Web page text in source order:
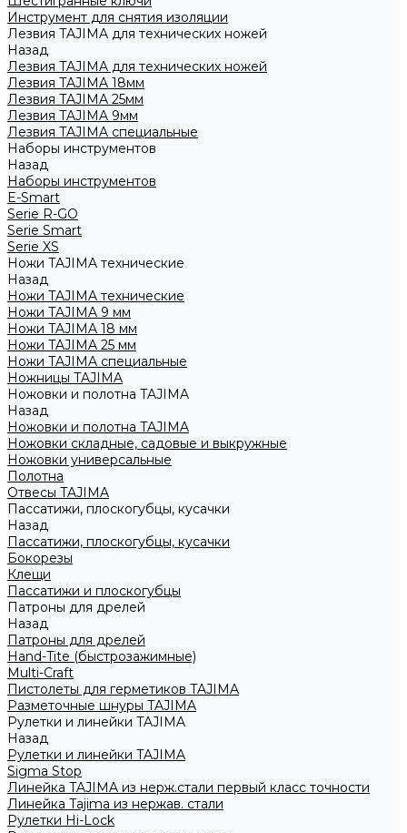
Инструмент для снятия изоляции
Лезвия TAJIMA для технических ножей
Назад
Лезвия TAJIMA для технических ножей
Лезвия TAJIMA 18мм
Лезвия TAJIMA 25мм
Лезвия TAJIMA 9мм
Лезвия TAJIMA специальные
Наборы инструментов
Назад
Наборы инструментов
E-Smart
Serie R-GO
Serie Smart
Serie XS
Ножи TAJIMA технические
Назад
Ножи TAJIMA технические
Ножи TAJIMA 9 мм
Ножи TAJIMA 18 мм
Ножи TAJIMA 25 мм
Ножи TAJIMA специальные
Ножницы TAJIMA
Ножовки и полотна TAJIMA
Назад
Ножовки и полотна TAJIMA
Ножовки складные, садовые и выкружные
Ножовки универсальные
Полотна
Отвесы TAJIMA
Пассатижи, плоскогубцы, кусачки
Назад
Пассатижи, плоскогубцы, кусачки
Бокорезы
Клещи
Пассатижи и плоскогубцы
Патроны для дрелей
Назад
Патроны для дрелей
Hand-Tite (быстрозажимные)
Multi-Craft
Пистолеты для герметиков TAJIMA
Разметочные шнуры TAJIMA
Рулетки и линейки TAJIMA
Назад
Рулетки и линейки TAJIMA
Sigma Stop
Линейка TAJIMA из нерж.стали первый класс точности
Линейка Tajima из нержав. стали
Рулетки Hi-Lock